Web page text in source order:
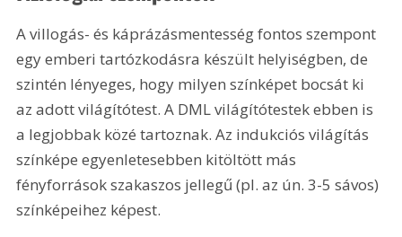
A villogás- és káprázásmentesség fontos szempont
egy emberi tartózkodásra készült helyiségben, de
szintén lényeges, hogy milyen színképet bocsát ki
az adott világítótest. A DML világítótestek ebben is
a legjobbak közé tartoznak. Az indukciós világítás
színképe egyenletesebben kitöltött más
fényforrások szakaszos jellegű (pl. az ún. 3-5 sávos)
színképeihez képest.